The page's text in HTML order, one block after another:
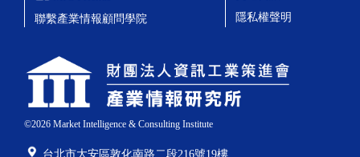
©2026Market Intelligence & Consulting Institute
台北市大安區敦化南路二段216號19樓
聯繫產業情報顧問學院
隱私權聲明